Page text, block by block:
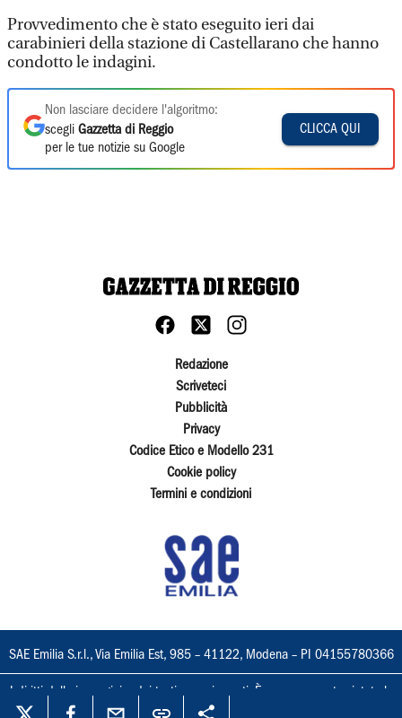
Provvedimento che è stato eseguito ieri dai
carabinieri della stazione di Castellarano che hanno
condotto le indagini.
Non lasciare decidere l'algoritmo:
scegli Gazzetta di Reggio
per le tue notizie su Google
CLICCA QUI
Redazione
Scriveteci
Pubblicità
Privacy
Codice Etico e Modello 231
Cookie policy
Termini e condizioni
SAE Emilia S.r.l., Via Emilia Est, 985 – 41122, Modena – PI 04155780366
I diritti delle immagini e dei testi sono riservati. È espressamente vietata la
loro riproduzione con qualsiasi mezzo e l'adattamento totale o parziale.